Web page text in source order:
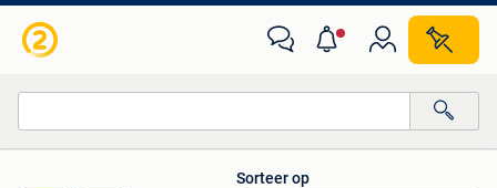
Sorteer op